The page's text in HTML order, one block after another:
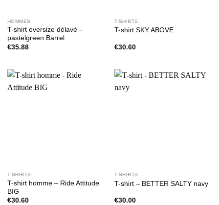
HOMMES
T-shirt oversize délavé –
pastelgreen Barrel
€35.88
T-SHIRTS.
T-shirt SKY ABOVE
€30.60
T-SHIRTS.
T-shirt homme – Ride Attitude
BIG
€30.60
T-SHIRTS.
T-shirt – BETTER SALTY navy
€30.00